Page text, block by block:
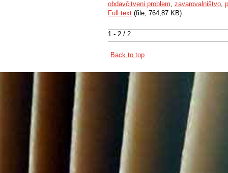
1 - 2 / 2
obdavčitveni problem, zavarovalništvo,
Full text (file, 764,87 KB)
Back to top